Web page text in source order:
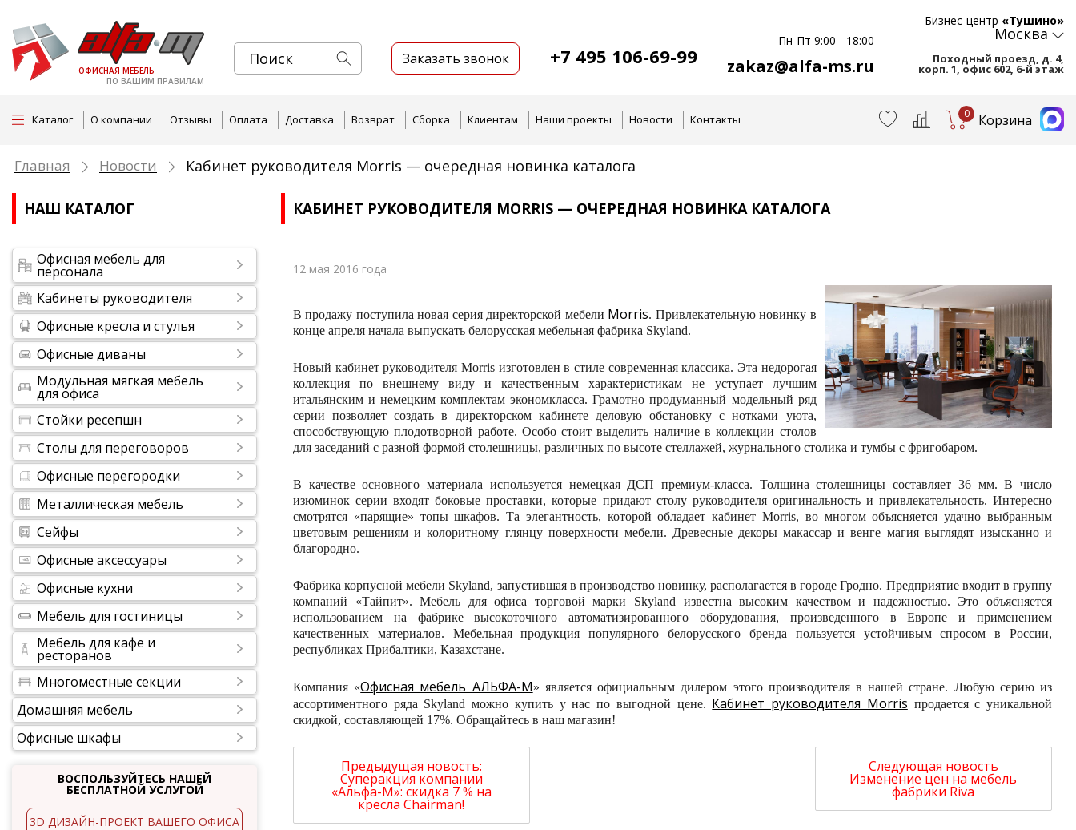
ОФИСНАЯ МЕБЕЛЬ
ПО ВАШИМ ПРАВИЛАМ
Заказать звонок +7 495 106-69-99
Пн-Пт 9:00 - 18:00
zakaz@alfa-ms.ru
Бизнес-центр «Тушино»
Москва
Походный проезд, д. 4,
корп. 1, офис 602, 6-й этаж
Каталог О компании Отзывы Оплата Доставка Возврат Сборка Клиентам Наши проекты Новости Контакты 0 Корзина
Главная Новости Кабинет руководителя Morris — очередная новинка каталога
НАШ КАТАЛОГ
Офисная мебель для
персонала
Кабинеты руководителя
Офисные кресла и стулья
Офисные диваны
Модульная мягкая мебель
для офиса
Стойки ресепшн
Столы для переговоров
Офисные перегородки
Металлическая мебель
Сейфы
Офисные аксессуары
Офисные кухни
Мебель для гостиницы
Мебель для кафе и
ресторанов
Многоместные секции
Домашняя мебель
Офисные шкафы
ВОСПОЛЬЗУЙТЕСЬ НАШЕЙ
БЕСПЛАТНОЙ УСЛУГОЙ
3D ДИЗАЙН-ПРОЕКТ ВАШЕГО ОФИСА
КАБИНЕТ РУКОВОДИТЕЛЯ MORRIS — ОЧЕРЕДНАЯ НОВИНКА КАТАЛОГА
12 мая 2016 года
В продажу поступила новая серия директорской мебели Morris. Привлекательную новинку в
конце апреля начала выпускать белорусская мебельная фабрика Skyland.
Новый кабинет руководителя Morris изготовлен в стиле современная классика. Эта недорогая
коллекция по внешнему виду и качественным характеристикам не уступает лучшим
итальянским и немецким комплектам экономкласса. Грамотно продуманный модельный ряд
серии позволяет создать в директорском кабинете деловую обстановку с нотками уюта,
способствующую плодотворной работе. Особо стоит выделить наличие в коллекции столов
для заседаний с разной формой столешницы, различных по высоте стеллажей, журнального столика и тумбы с фригобаром.
В качестве основного материала используется немецкая ДСП премиум-класса. Толщина столешницы составляет 36 мм. В число
изюминок серии входят боковые проставки, которые придают столу руководителя оригинальность и привлекательность. Интересно
смотрятся «парящие» топы шкафов. Та элегантность, которой обладает кабинет Morris, во многом объясняется удачно выбранным
цветовым решениям и колоритному глянцу поверхности мебели. Древесные декоры макассар и венге магия выглядят изысканно и
благородно.
Фабрика корпусной мебели Skyland, запустившая в производство новинку, располагается в городе Гродно. Предприятие входит в группу
компаний «Тайпит». Мебель для офиса торговой марки Skyland известна высоким качеством и надежностью. Это объясняется
использованием на фабрике высокоточного автоматизированного оборудования, произведенного в Европе и применением
качественных материалов. Мебельная продукция популярного белорусского бренда пользуется устойчивым спросом в России,
республиках Прибалтики, Казахстане.
Компания «Офисная мебель АЛЬФА-М» является официальным дилером этого производителя в нашей стране. Любую серию из
ассортиментного ряда Skyland можно купить у нас по выгодной цене. Кабинет руководителя Morris продается с уникальной
скидкой, составляющей 17%. Обращайтесь в наш магазин!
Предыдущая новость:
Суперакция компании
«Альфа-М»: скидка 7 % на
кресла Chairman!
Следующая новость
Изменение цен на мебель
фабрики Riva